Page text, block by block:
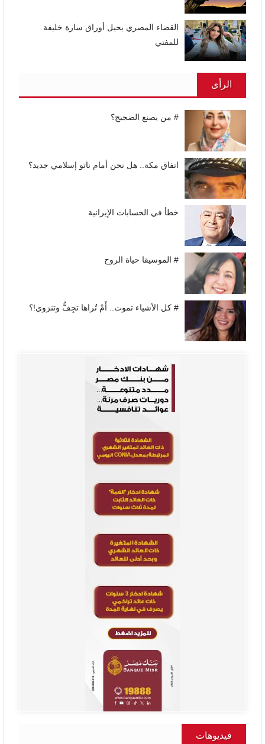
القضاء المصري يحيل أوراق سارة خليفة
للمفتي
الرأى
# من يصنع الضجيج؟
اتفاق مكة.. هل نحن أمام ناتو إسلامي جديد؟
خطأ في الحسابات الإيرانية
# الموسيقا حياة الروح
# كل الأشياء تموت.. أَمْ تُراها تجِفُّ وتنزوي!؟
فيديوهات